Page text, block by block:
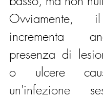
Ovviamente,
incrementa
presenza di
o ulcere
un'infezione